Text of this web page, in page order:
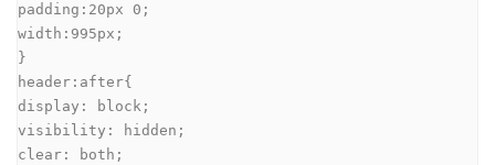
padding:20px 0;
width:995px;
}
header:after{
display: block;
visibility: hidden;
clear: both;